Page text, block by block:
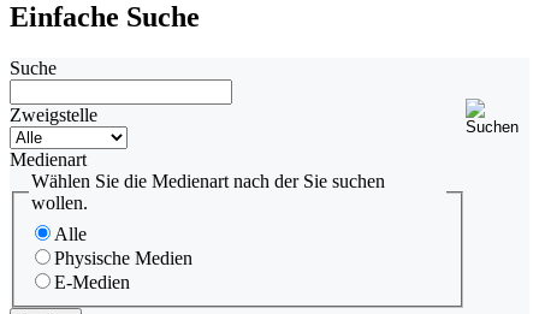
Einfache Suche
Suche
Zweigstelle
Medienart
Wählen Sie die Medienart nach der Sie suchen
wollen.
Alle
Physische Medien
E-Medien